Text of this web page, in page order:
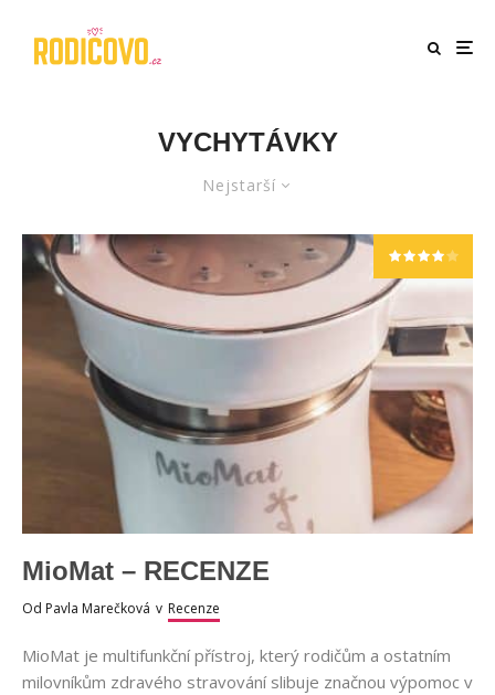
VYCHYTÁVKY
Nejstarší
MioMat – RECENZE
Od Pavla Marečková v Recenze
MioMat je multifunkční přístroj, který rodičům a ostatním
milovníkům zdravého stravování slibuje značnou výpomoc v